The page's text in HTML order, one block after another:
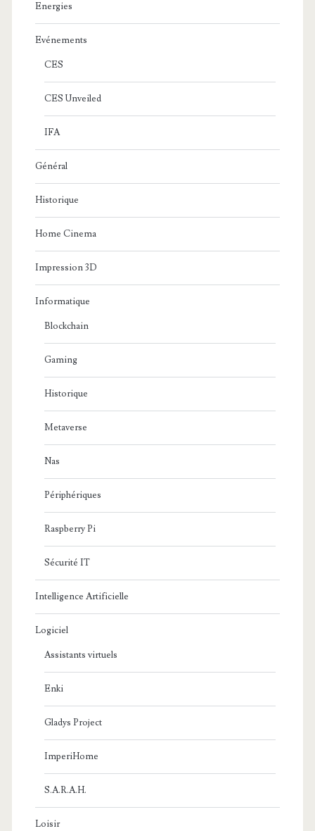
Energies
Evénements
CES
CES Unveiled
IFA
Général
Historique
Home Cinema
Impression 3D
Informatique
Blockchain
Gaming
Historique
Metaverse
Nas
Périphériques
Raspberry Pi
Sécurité IT
Intelligence Artificielle
Logiciel
Assistants virtuels
Enki
Gladys Project
ImperiHome
S.A.R.A.H.
Loisir